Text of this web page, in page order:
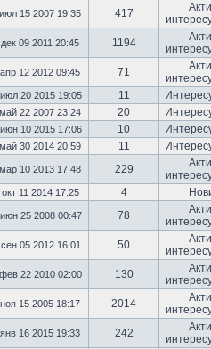
15 2007 19:35 417
09 2011 20:45 1194
12 2012 09:45 71
20 2015 19:05 11
22 2007 23:24 20
10 2015 17:06 10
30 2014 20:59 11
10 2013 17:48 229
11 2014 17:25 4
25 2008 00:47 78
05 2012 16:01 50
22 2010 02:00 130
15 2005 18:17 2014
16 2015 19:33 242